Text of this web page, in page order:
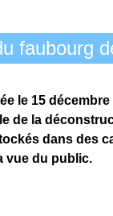
faubourg
le 15
de la
dans des
vue du public.